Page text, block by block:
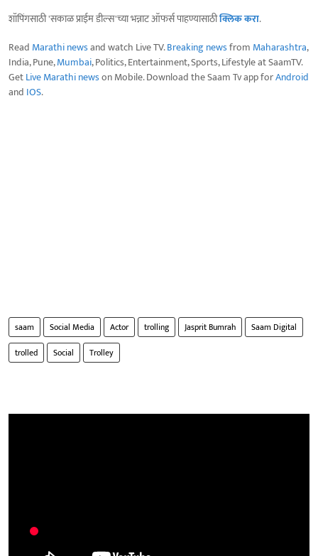
शॉपिंगसाठी 'सकाळ प्राईम डील्स'च्या भन्नाट ऑफर्स पाहण्यासाठीक्लिक करा.
Read Marathi newsand watch Live TV.Breaking newsfrom Maharashtra,
India, Pune,Mumbai, Politics, Entertainment, Sports, Lifestyle at SaamTV.
GetLive Marathi newson Mobile. Download the Saam Tv app forAndroid
and IOS.
saam Social Media Actor trolling Jasprit Bumrah
Saam Digital
trolled
Social Trolley